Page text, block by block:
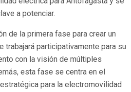
a potenciar.
de la primera fase para crear un
trabajará participativamente para su
con la visión de múltiples
esta fase se centra en el
para la electromovilidad